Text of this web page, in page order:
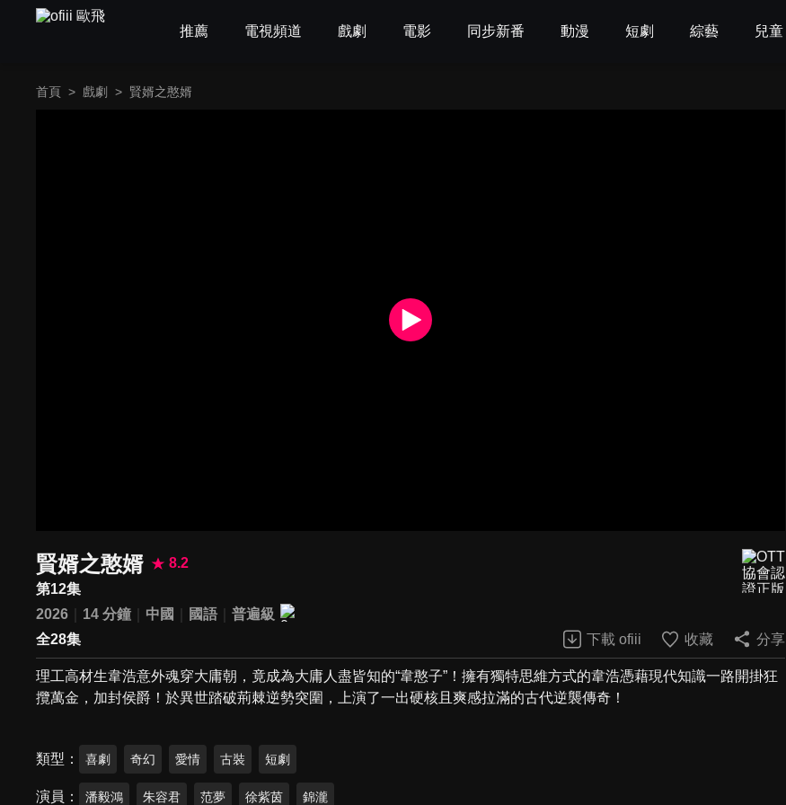
推薦 電視頻道 戲劇 電影 同步新番 動漫 短劇 綜藝 兒童
首頁 > 戲劇 > 賢婿之憨婿
賢婿之憨婿
8.2
第12集
2026
14 分鐘 中國 國語
普遍級
全28集
下載 ofiii 收藏 分享
理工高材生韋浩意外魂穿大庸朝，竟成為大庸人盡皆知的“韋憨子”！擁有獨特思維方式的韋浩憑藉現代知識一路開掛狂
攬萬金，加封侯爵！於異世踏破荊棘逆勢突圍，上演了一出硬核且爽感拉滿的古代逆襲傳奇！
類型 喜劇 奇幻 愛情 古裝 短劇
演員 潘毅鴻 朱容君 范夢 徐紫茵 錦瀧